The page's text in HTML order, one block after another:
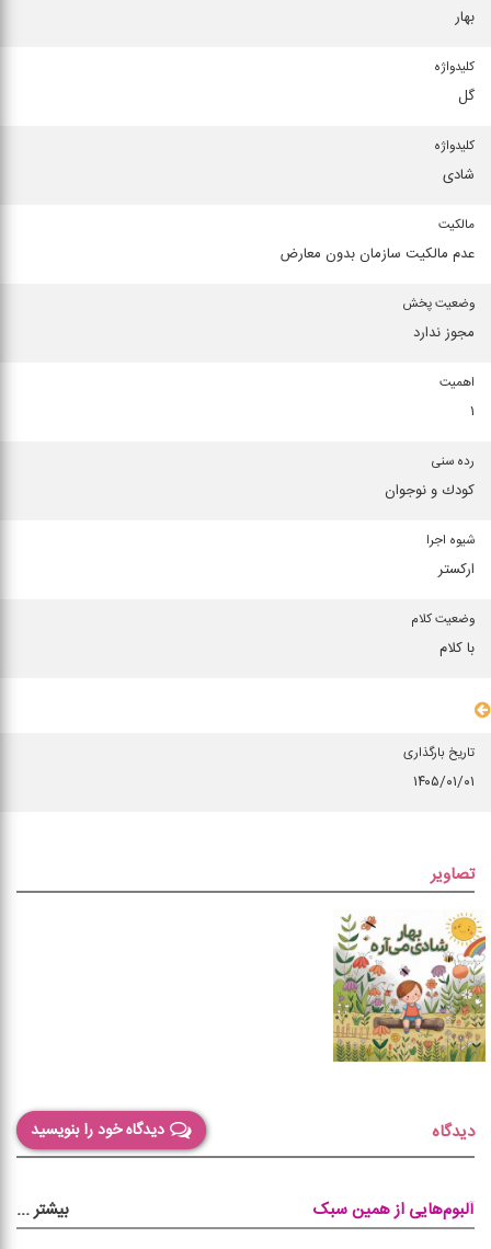
بهار
کلیدواژه
گل
کلیدواژه
شادی
مالکیت
عدم مالکیت سازمان بدون معارض
وضعیت پخش
مجوز ندارد
اهمیت
۱
رده سنی
كودك و نوجوان
شیوه اجرا
ارکستر
وضعیت کلام
با کلام
تاریخ بارگذاری
۱۴۰۵/۰۱/۰۱
تصاویر
دیدگاه خود را بنویسید دیدگاه
آلبوم‌هایی از همین سبک بیشتر...